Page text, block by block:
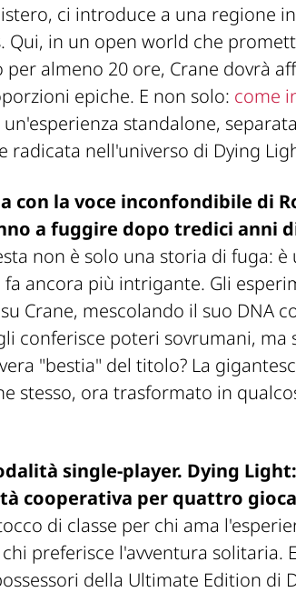
ci introduce a una regione
. Qui, in un open world che
almeno 20 ore, Crane dovrà
epiche. E non solo: come
un'esperienza standalone,
radicata nell'universo di Dying
con la voce inconfondibile di
a fuggire dopo tredici anni
non è solo una storia di fuga: è
ancora più intrigante. Gli
Crane, mescolando il suo DNA
conferisce poteri sovrumani, ma
"bestia" del titolo? La
stesso, ora trasformato in
single-player. Dying
cooperativa per quattro
di classe per chi ama
preferisce l'avventura solitaria.
della Ultimate Edition di